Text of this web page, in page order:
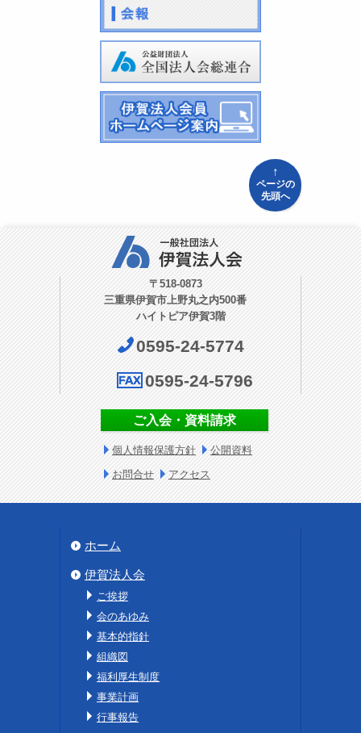
↑
ページの
先頭へ
〒518-0873
三重県伊賀市上野丸之内500番
ハイトピア伊賀3階
0595-24-5774
0595-24-5796
ご入会・資料請求
個人情報保護方針
公開資料
お問合せ
アクセス
ホーム
伊賀法人会
ご挨拶
会のあゆみ
基本的指針
組織図
福利厚生制度
事業計画
行事報告